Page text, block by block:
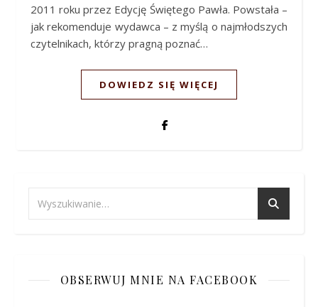
2011 roku przez Edycję Świętego Pawła. Powstała –
jak rekomenduje wydawca – z myślą o najmłodszych
czytelnikach, którzy pragną poznać…
DOWIEDZ SIĘ WIĘCEJ
OBSERWUJ MNIE NA FACEBOOK